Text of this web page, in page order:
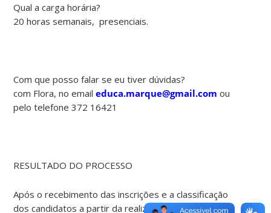
Qual a carga horária?
20 horas semanais, presenciais.
Com que posso falar se eu tiver dúvidas?
com Flora, no emaileduca.marque@gmail.com ou
pelo telefone 372 16421
RESULTADO DO PROCESSO
Após o recebimento das inscrições e a classificação
dos candidatos a partir da realização de entrevistas,